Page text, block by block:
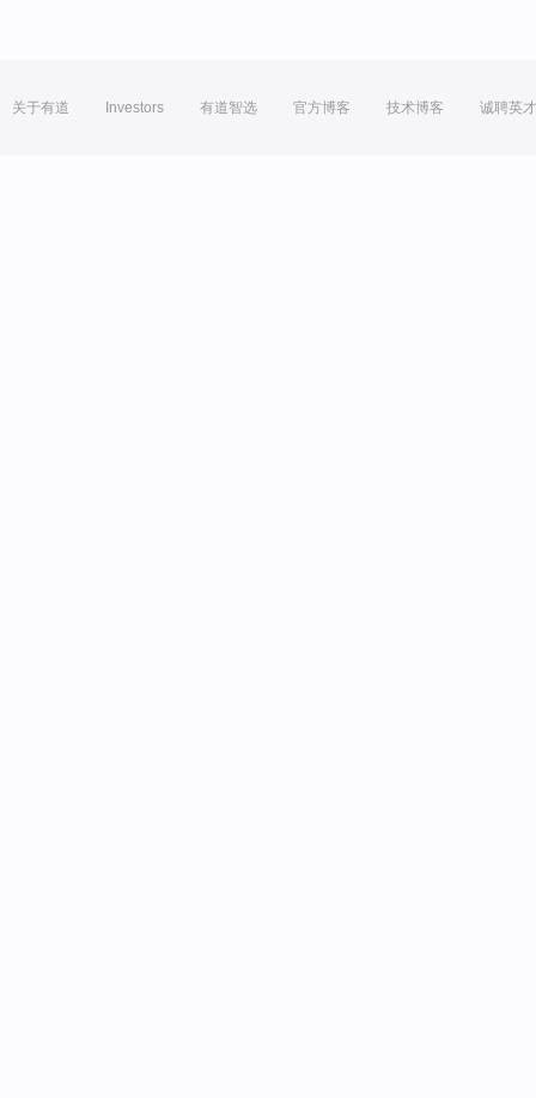
关于有道 Investors 有道智选 官方博客 技术博客 诚聘英才